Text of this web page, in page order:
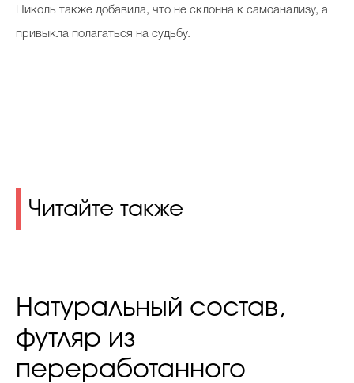
Николь также добавила, что не склонна к самоанализу, а
привыкла полагаться на судьбу.
Читайте также
Натуральный состав,
футляр из
переработанного